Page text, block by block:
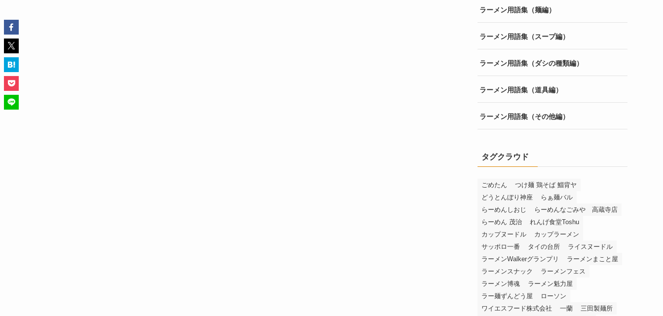
ラーメン用語集（麺編）
ラーメン用語集（スープ編）
ラーメン用語集（ダシの種類編）
ラーメン用語集（道具編）
ラーメン用語集（その他編）
タグクラウド
ごめたん
つけ麺 鶏そば 鯔背ヤ
どうとんぼり神座
らぁ麺バル
らーめんしおじ
らーめんなごみや 高蔵寺店
らーめん 茂治
れんげ食堂Toshu
カップヌードル
カップラーメン
サッポロ一番
タイの台所
ライスヌードル
ラーメンWalkerグランプリ
ラーメンまこと屋
ラーメンスナック
ラーメンフェス
ラーメン博魂
ラーメン魁力屋
ラー麺ずんどう屋
ローソン
ワイエスフード株式会社
一蘭
三田製麺所